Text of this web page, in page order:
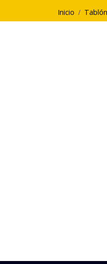
Inicio